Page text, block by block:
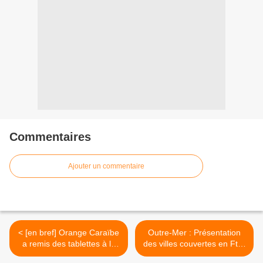
Commentaires
Ajouter un commentaire
< [en bref] Orange Caraïbe
a remis des tablettes à la
CMA de Martinique !
Outre-Mer : Présentation
des villes couvertes en FttH
par des investisseurs privés